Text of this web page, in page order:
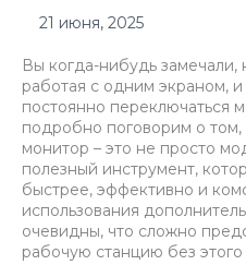
21 июня, 2025
Вы когда-нибудь замечали,
работая с одним экраном,
постоянно переключаться
подробно поговорим о
монитор – это не просто
полезный инструмент,
быстрее, эффективно и
использования
очевидны, что сложно
рабочую станцию без